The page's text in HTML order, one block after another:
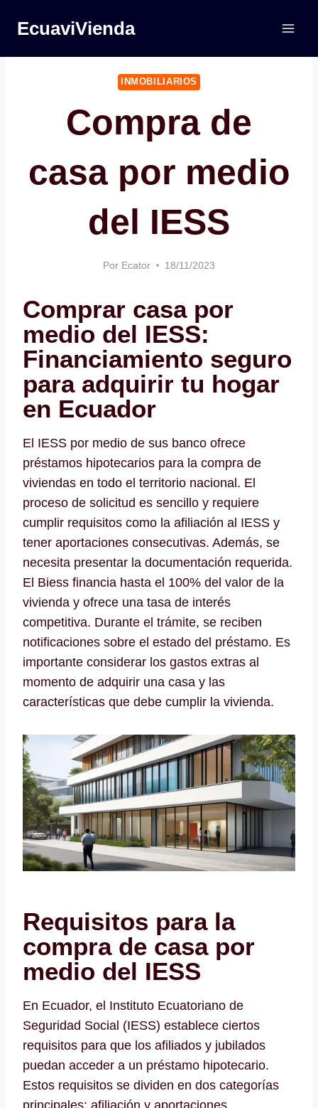
EcuaviVienda
INMOBILIARIOS
Compra de
casa por medio
del IESS
Por Ecator 18/11/2023
Comprar casa por
medio del IESS:
Financiamiento seguro
para adquirir tu hogar
en Ecuador
El IESS por medio de sus banco ofrece
préstamos hipotecarios para la compra de
viviendas en todo el territorio nacional. El
proceso de solicitud es sencillo y requiere
cumplir requisitos como la afiliación al IESS y
tener aportaciones consecutivas. Además, se
necesita presentar la documentación requerida.
El Biess financia hasta el 100% del valor de la
vivienda y ofrece una tasa de interés
competitiva. Durante el trámite, se reciben
notificaciones sobre el estado del préstamo. Es
importante considerar los gastos extras al
momento de adquirir una casa y las
características que debe cumplir la vivienda.
Requisitos para la
compra de casa por
medio del IESS
En Ecuador, el Instituto Ecuatoriano de
Seguridad Social (IESS) establece ciertos
requisitos para que los afiliados y jubilados
puedan acceder a un préstamo hipotecario.
Estos requisitos se dividen en dos categorías